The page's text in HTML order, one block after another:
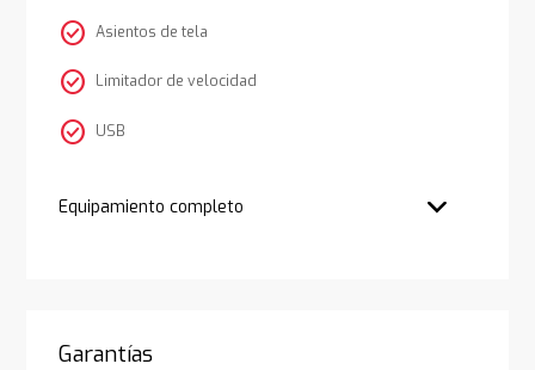
check_circle Asientos de tela
check_circle Limitador de velocidad
check_circle USB
Equipamiento completo
Garantías